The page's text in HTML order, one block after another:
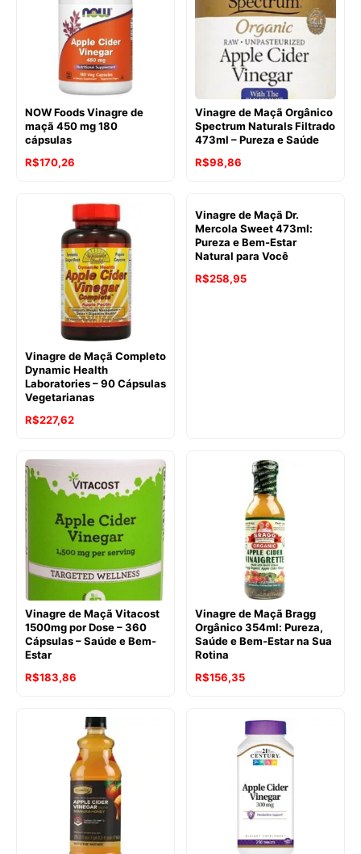
NOW Foods Vinagre de
maçã 450 mg 180
cápsulas
R$170,26
Vinagre de Maçã Orgânico
Spectrum Naturals Filtrado
473ml – Pureza e Saúde
R$98,86
Vinagre de Maçã Completo
Dynamic Health
Laboratories – 90 Cápsulas
Vegetarianas
R$227,62
Vinagre de Maçã Dr.
Mercola Sweet 473ml:
Pureza e Bem-Estar
Natural para Você
R$258,95
Vinagre de Maçã Vitacost
1500mg por Dose – 360
Cápsulas – Saúde e Bem-
Estar
R$183,86
Vinagre de Maçã Bragg
Orgânico 354ml: Pureza,
Saúde e Bem-Estar na Sua
Rotina
R$156,35